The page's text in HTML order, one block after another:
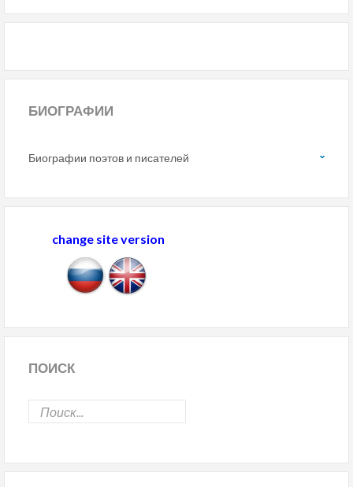
БИОГРАФИИ
Биографии поэтов и писателей
change site version
ПОИСК